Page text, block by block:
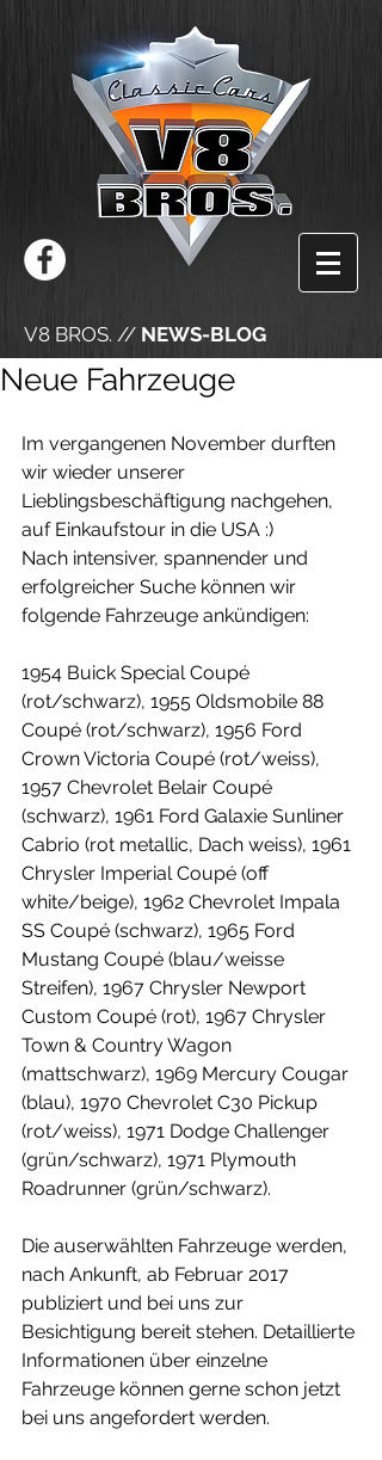
V8 BROS. // NEWS-BLOG
Neue Fahrzeuge
Im vergangenen November durften
wir wieder unserer
Lieblingsbeschäftigung nachgehen,
auf Einkaufstour in die USA :)
Nach intensiver, spannender und
erfolgreicher Suche können wir
folgende Fahrzeuge ankündigen:
1954 Buick Special Coupé
(rot/schwarz), 1955 Oldsmobile 88
Coupé (rot/schwarz), 1956 Ford
Crown Victoria Coupé (rot/weiss),
1957 Chevrolet Belair Coupé
(schwarz), 1961 Ford Galaxie Sunliner
Cabrio (rot metallic, Dach weiss), 1961
Chrysler Imperial Coupé (off
white/beige), 1962 Chevrolet Impala
SS Coupé (schwarz), 1965 Ford
Mustang Coupé (blau/weisse
Streifen), 1967 Chrysler Newport
Custom Coupé (rot), 1967 Chrysler
Town & Country Wagon
(mattschwarz), 1969 Mercury Cougar
(blau), 1970 Chevrolet C30 Pickup
(rot/weiss), 1971 Dodge Challenger
(grün/schwarz), 1971 Plymouth
Roadrunner (grün/schwarz).
Die auserwählten Fahrzeuge werden,
nach Ankunft, ab Februar 2017
publiziert und bei uns zur
Besichtigung bereit stehen. Detaillierte
Informationen über einzelne
Fahrzeuge können gerne schon jetzt
bei uns angefordert werden.